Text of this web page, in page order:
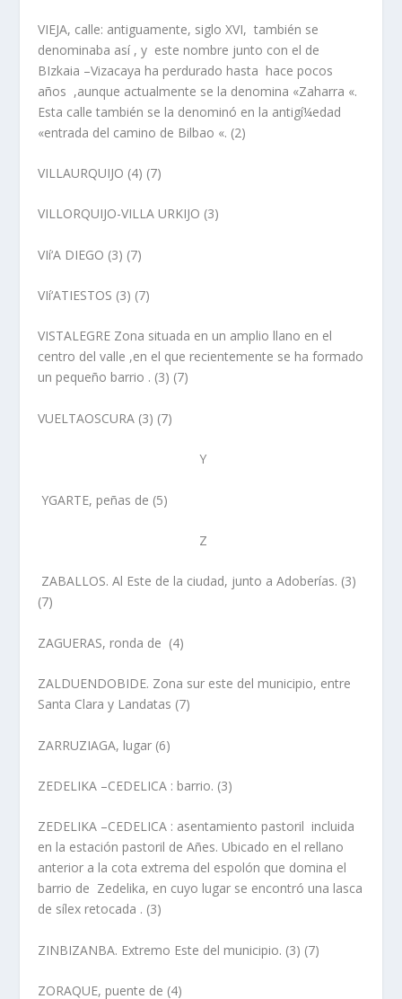
VIEJA, calle: antiguamente, siglo XVI, también se
denominaba así­ , y este nombre junto con el de
BIzkaia –Vizacaya ha perdurado hasta hace pocos
años ,aunque actualmente se la denomina «Zaharra «.
Esta calle también se la denominó en la antigí¼edad
«entrada del camino de Bilbao «. (2)
VILLAURQUIJO (4) (7)
VILLORQUIJO-VILLA URKIJO (3)
VIí‘A DIEGO (3) (7)
VIí‘ATIESTOS (3) (7)
VISTALEGRE Zona situada en un amplio llano en el
centro del valle ,en el que recientemente se ha formado
un pequeño barrio . (3) (7)
VUELTAOSCURA (3) (7)
Y
YGARTE, peñas de (5)
Z
ZABALLOS. Al Este de la ciudad, junto a Adoberí­as. (3)
(7)
ZAGUERAS, ronda de (4)
ZALDUENDOBIDE. Zona sur este del municipio, entre
Santa Clara y Landatas (7)
ZARRUZIAGA, lugar (6)
ZEDELIKA –CEDELICA : barrio. (3)
ZEDELIKA –CEDELICA : asentamiento pastoril incluida
en la estación pastoril de Añes. Ubicado en el rellano
anterior a la cota extrema del espolón que domina el
barrio de Zedelika, en cuyo lugar se encontró una lasca
de sí­lex retocada . (3)
ZINBIZANBA. Extremo Este del municipio. (3) (7)
ZORAQUE, puente de (4)